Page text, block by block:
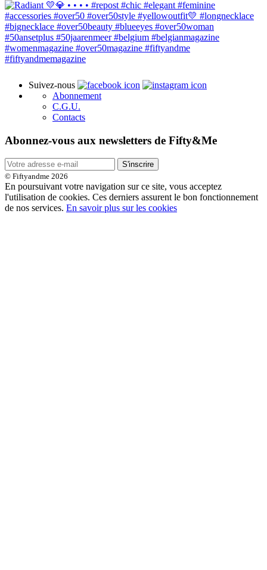
Suivez-nous
Abonnement
C.G.U.
Contacts
Abonnez-vous aux newsletters de Fifty&Me
S'inscrire
© Fiftyandme 2026
En poursuivant votre navigation sur ce site, vous acceptez
l'utilisation de cookies. Ces derniers assurent le bon fonctionnement
de nos services. En savoir plus sur les cookies